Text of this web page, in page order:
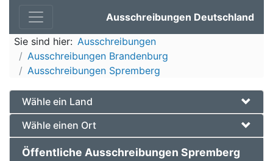
Ausschreibungen Deutschland
Sie sind hier: Ausschreibungen
Ausschreibungen Brandenburg
Ausschreibungen Spremberg
Wähle ein Land
Wähle einen Ort
Öffentliche Ausschreibungen Spremberg